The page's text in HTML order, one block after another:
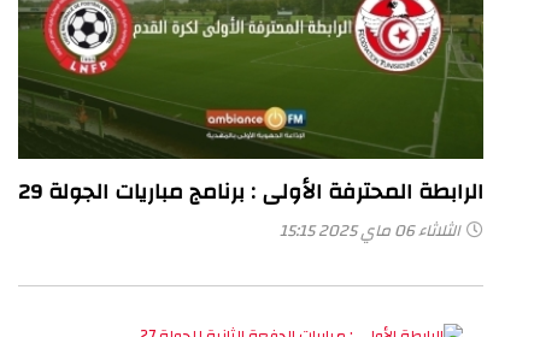
الرابطة المحترفة الأولى : برنامج مباريات الجولة 29
الثلاثاء 06 ماي 2025 15:15